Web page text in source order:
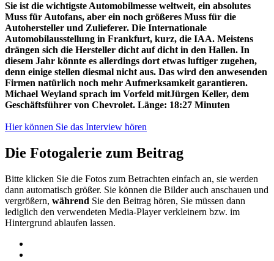
Sie ist die wichtigste Automobilmesse weltweit, ein absolutes
Muss für Autofans, aber ein noch größeres Muss für die
Autohersteller und Zulieferer. Die Internationale
Automobilausstellung in Frankfurt, kurz, die IAA. Meistens
drängen sich die Hersteller dicht auf dicht in den Hallen. In
diesem Jahr könnte es allerdings dort etwas luftiger zugehen,
denn einige stellen diesmal nicht aus. Das wird den anwesenden
Firmen natürlich noch mehr Aufmerksamkeit garantieren.
Michael Weyland sprach im Vorfeld mitJürgen Keller, dem
Geschäftsführer von Chevrolet. Länge: 18:27 Minuten
Hier können Sie das Interview hören
Die Fotogalerie zum Beitrag
Bitte klicken Sie die Fotos zum Betrachten einfach an, sie werden
dann automatisch größer. Sie können die Bilder auch anschauen und
vergrößern, während Sie den Beitrag hören, Sie müssen dann
lediglich den verwendeten Media-Player verkleinern bzw. im
Hintergrund ablaufen lassen.